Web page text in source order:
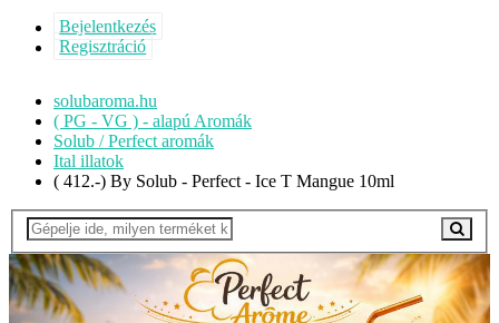
Bejelentkezés
Regisztráció
solubaroma.hu
( PG - VG ) - alapú Aromák
Solub / Perfect aromák
Ital illatok
( 412.-) By Solub - Perfect - Ice T Mangue 10ml